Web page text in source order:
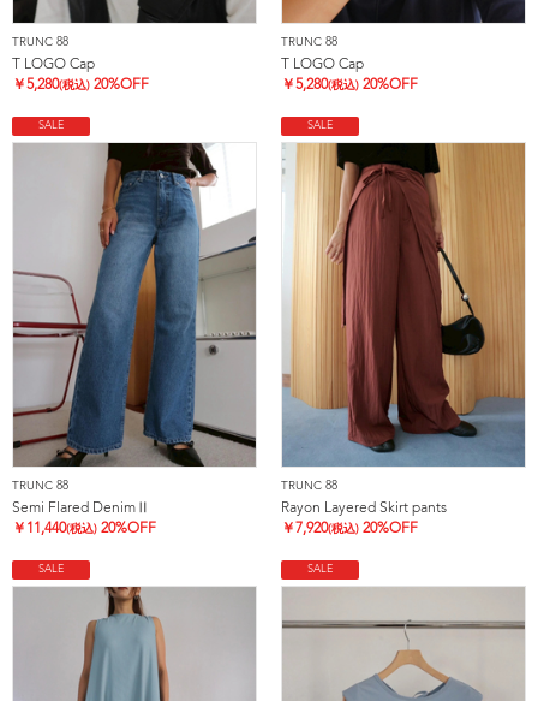
TRUNC 88
T LOGO Cap
￥5,280(税込) 20%OFF
TRUNC 88
T LOGO Cap
￥5,280(税込) 20%OFF
SALE
TRUNC 88
Semi Flared DenimⅡ
￥ 11,440(税込) 20%OFF
SALE
TRUNC 88
Rayon Layered Skirt pants
￥ 7,920(税込) 20%OFF
SALE SALE